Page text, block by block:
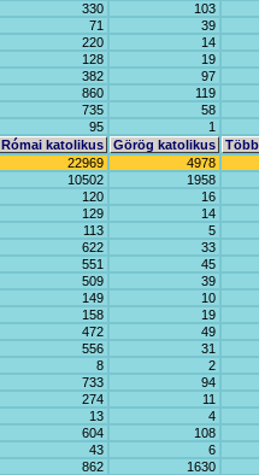
330
103
71
39
220
14
128
19
382
97
860
119
735
58
95
1
Római katolikus Görög katolikus
22969
4978
10502
1958
120
16
129
14
113
5
622
33
551
45
509
39
149
10
158
19
472
49
556
31
8
2
733
94
274
11
13
4
604
108
43
6
862
1630